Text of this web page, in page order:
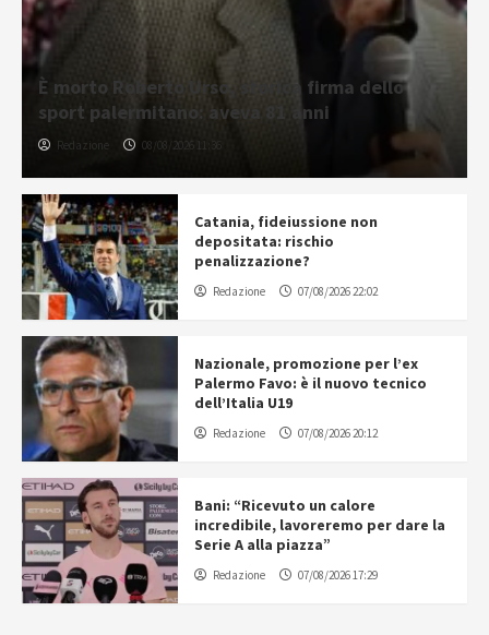
È morto Roberto Urso, storica firma dello
sport palermitano: aveva 81 anni
Redazione 08/08/2026 11:36
Catania, fideiussione non
depositata: rischio
penalizzazione?
Redazione 07/08/2026 22:02
Nazionale, promozione per l’ex
Palermo Favo: è il nuovo tecnico
dell’Italia U19
Redazione 07/08/2026 20:12
Bani: “Ricevuto un calore
incredibile, lavoreremo per dare la
Serie A alla piazza”
Redazione 07/08/2026 17:29